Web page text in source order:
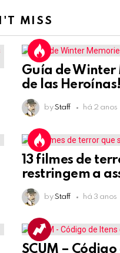
MISS
Guía de Winter
de las Heroínas!
by Staff há 2 anos
13 filmes de
restringem a
by Staff há 3 anos
SCUM –